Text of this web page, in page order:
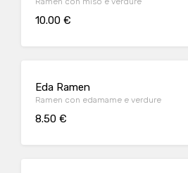
10.00 €
Eda Ramen
Ramen con edamame e verdure
8.50 €